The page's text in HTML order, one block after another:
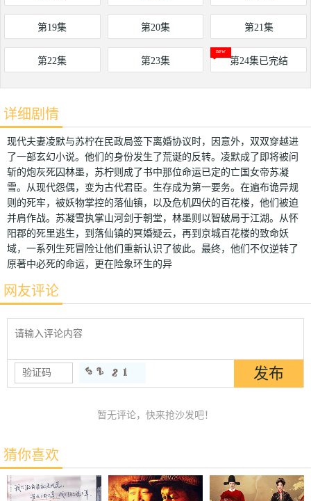
第19集 第20集 第21集
第22集 第23集 第24集已完结
详细剧情
现代夫妻凌默与苏柠在民政局签下离婚协议时，因意外，双双穿越进
了一部玄幻小说。他们的身份发生了荒诞的反转。凌默成了即将被问
斩的炮灰死囚林墨，苏柠则成了书中那位命运已定的亡国女帝苏凝
雪。从现代怨偶，变为古代君臣。生存成为第一要务。在遍布诡异规
则的死牢，被妖物掌控的落仙镇，以及危机四伏的百花楼，他们被迫
并肩作战。苏凝雪执掌山河剑于朝堂，林墨则以智破局于江湖。从怀
阳郡的死里逃生，到落仙镇的冥婚疑云，再到京城百花楼的致命妖
域，一系列生死冒险让他们重新认识了彼此。最终，他们不仅逆转了
原著中必死的命运，更在险象环生的异
网友评论
暂无评论，快来抢沙发吧！
猜你喜欢